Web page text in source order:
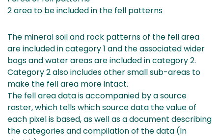
2 area to be included in the fell patterns
The mineral soil and rock patterns of the fell area
are included in category 1 and the associated wider
bogs and water areas are included in category 2.
Category 2 also includes other small sub-areas to
make the fell area more intact.
The fell area data is accompanied by a source
raster, which tells which source data the value of
each pixel is based, as well as a document describing
the categories and compilation of the data (In